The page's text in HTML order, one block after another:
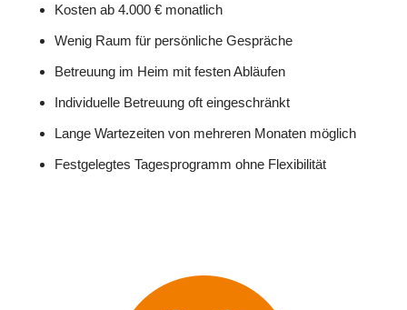
Kosten ab 4.000 € monatlich
Wenig Raum für persönliche Gespräche
Betreuung im Heim mit festen Abläufen
Individuelle Betreuung oft eingeschränkt
Lange Wartezeiten von mehreren Monaten möglich
Festgelegtes Tagesprogramm ohne Flexibilität